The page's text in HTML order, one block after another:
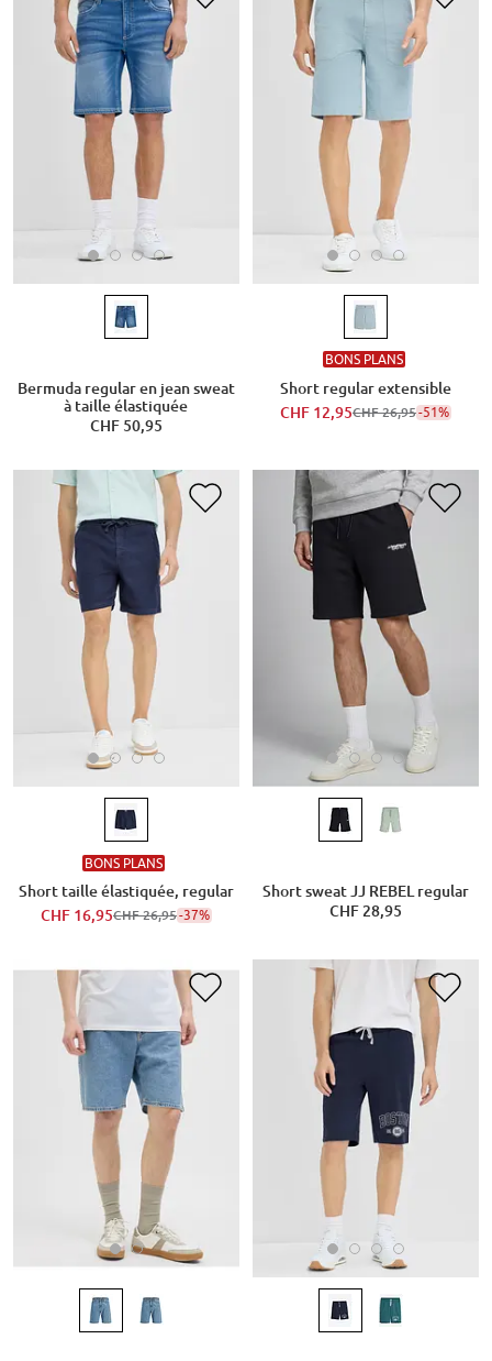
Bermuda regular en jean sweat
à taille élastiquée
CHF 50,95
BONS PLANS
Short regular extensible
CHF 12,95CHF 26,95-51%
BONS PLANS
Short taille élastiquée, regular
CHF 16,95CHF 26,95-37%
Short sweat JJ REBEL regular
CHF 28,95